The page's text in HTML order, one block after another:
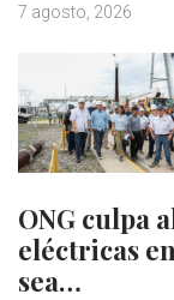
7 agosto, 2026
ONG culpa
eléctricas
sea…